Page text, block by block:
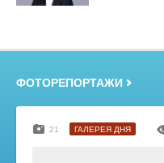
ФОТОРЕПОРТАЖИ
21 ГАЛЕРЕЯ ДНЯ